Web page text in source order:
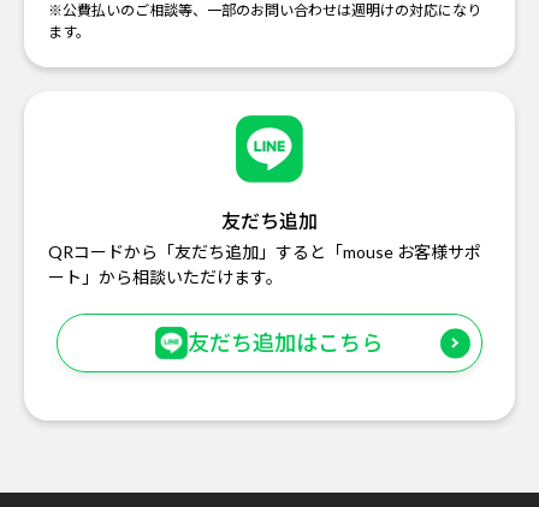
※公費払いのご相談等、一部のお問い合わせは週明けの対応になり
ます。
友だち追加
QRコードから「友だち追加」すると「mouse お客様サポ
ート」から相談いただけます。
友だち追加はこちら